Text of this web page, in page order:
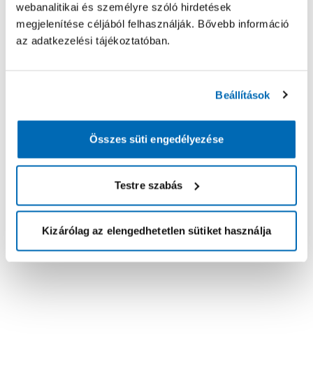
webanalitikai és személyre szóló hirdetések
megjelenítése céljából felhasználják. Bővebb információ
az adatkezelési tájékoztatóban.
Beállítások
Összes süti engedélyezése
Testre szabás
Kizárólag az elengedhetetlen sütiket használja